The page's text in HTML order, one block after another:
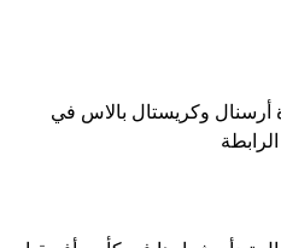
أرسنال وكريستال بالاس في